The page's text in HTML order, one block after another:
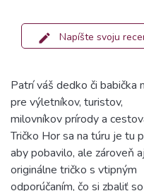
Napíšte svoju
Patrí váš dedko či babička
pre výletníkov, turistov,
milovníkov prírody a
Tričko Hor sa na túru je tu
aby pobavilo, ale zároveň
originálne tričko s vtipným
odporúčaním, čo si zbaliť